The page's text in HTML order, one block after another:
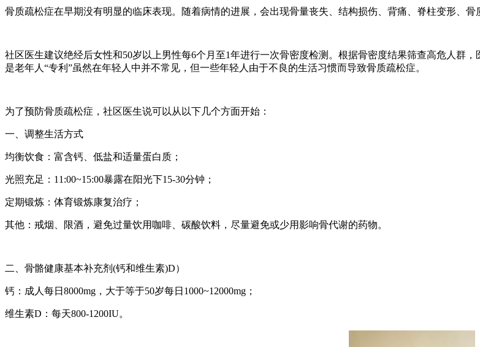
骨质疏松症在早期没有明显的临床表现。随着病情的进展，会出现骨量丧失、结构损伤、背痛、脊柱变形、骨
社区医生建议绝经后女性和50岁以上男性每6个月至1年进行一次骨密度检测。根据骨密度结果筛查高危人群
是老年人“专利”虽然在年轻人中并不常见，但一些年轻人由于不良的生活习惯而导致骨质疏松症。
为了预防骨质疏松症，社区医生说可以从以下几个方面开始：
一、调整生活方式
均衡饮食：富含钙、低盐和适量蛋白质；
光照充足：11:00~15:00暴露在阳光下15-30分钟；
定期锻炼：体育锻炼康复治疗；
其他：戒烟、限酒，避免过量饮用咖啡、碳酸饮料，尽量避免或少用影响骨代谢的药物。
二、骨骼健康基本补充剂(钙和维生素)D）
钙：成人每日8000mg，大于等于50岁每日1000~12000mg；
维生素D：每天800-1200IU。